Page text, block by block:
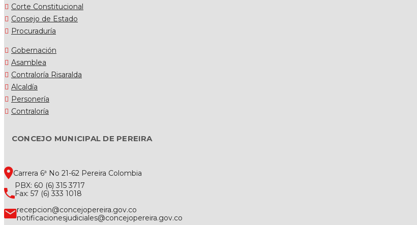
Corte Constitucional
Consejo de Estado
Procuraduría
Gobernación
Asamblea
Contraloría Risaralda
Alcaldía
Personería
Contraloría
CONCEJO MUNICIPAL DE PEREIRA
Carrera 6ª No 21-62 Pereira Colombia
PBX: 60 (6) 315 3717
Fax: 57 (6) 333 1018
recepcion@concejopereira.gov.co
notificacionesjudiciales@concejopereira.gov.co